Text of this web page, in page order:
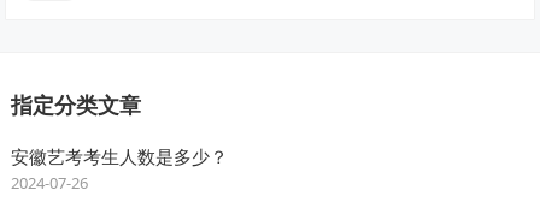
指定分类文章
安徽艺考考生人数是多少？
2024-07-26